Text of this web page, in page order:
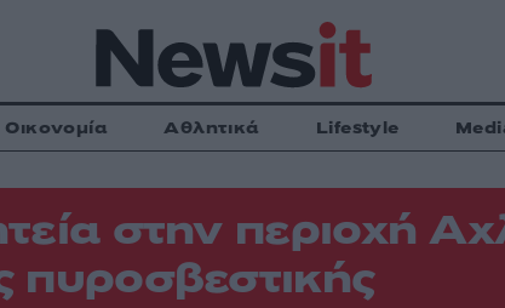
Οικονομία Αθλητικά Lifestyle
στην περιοχή
πυροσβεστικής